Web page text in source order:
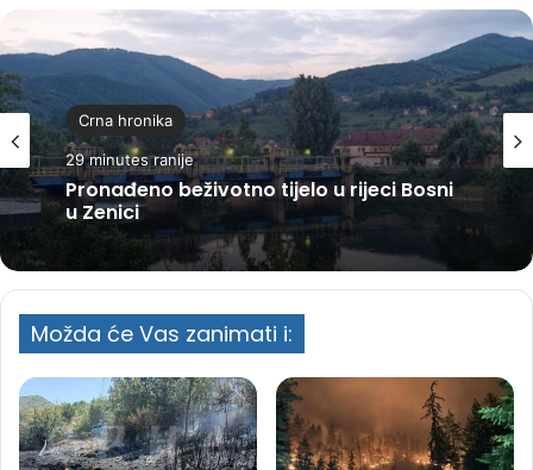
Crna hronika
29 minutes ranije
Pronađeno beživotno tijelo u rijeci Bosni
u Zenici
Možda će Vas zanimati i: